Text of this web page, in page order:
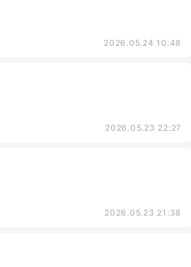
2026.05.24 10:48
2026.05.23 22:27
2026.05.23 21:38